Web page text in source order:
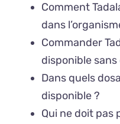
Comment
dans
Commander
disponible
Dans quels
disponible ?
Qui ne doit pas